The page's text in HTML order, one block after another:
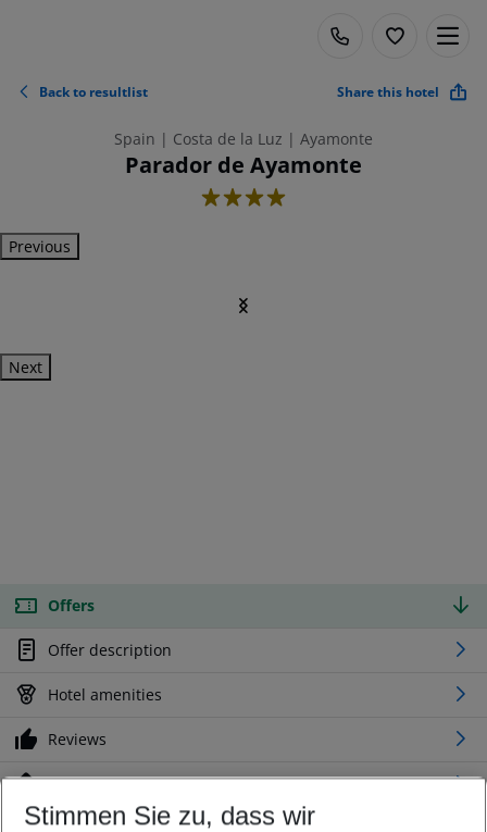
Back to resultlist Share this hotel
Spain | Costa de la Luz | Ayamonte
Parador de Ayamonte
4
Previous
Next
Offers
Offer description
Hotel amenities
Reviews
Location
Stimmen Sie zu, dass wir